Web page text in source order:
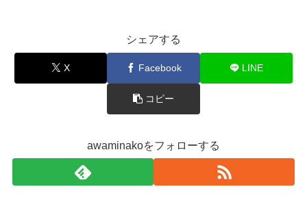
シェアする
X Facebook LINE
コピー
awaminakoをフォローする